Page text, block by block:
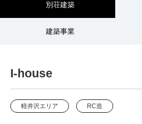
別荘建築
建築事業
I-house
軽井沢エリア RC造